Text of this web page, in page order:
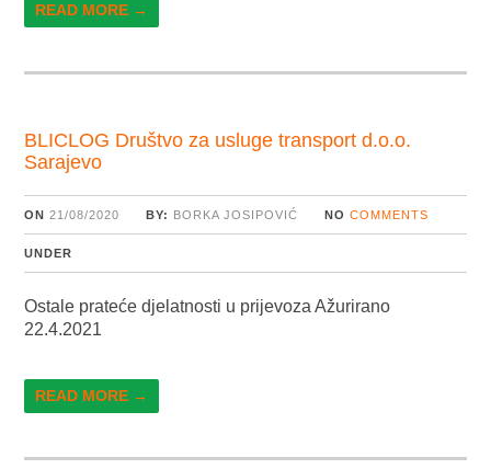
READ MORE →
BLICLOG Društvo za usluge transport d.o.o.
Sarajevo
ON 21/08/2020 BY: BORKA JOSIPOVIĆ NO COMMENTS
UNDER
Ostale prateće djelatnosti u prijevoza Ažurirano
22.4.2021
READ MORE →